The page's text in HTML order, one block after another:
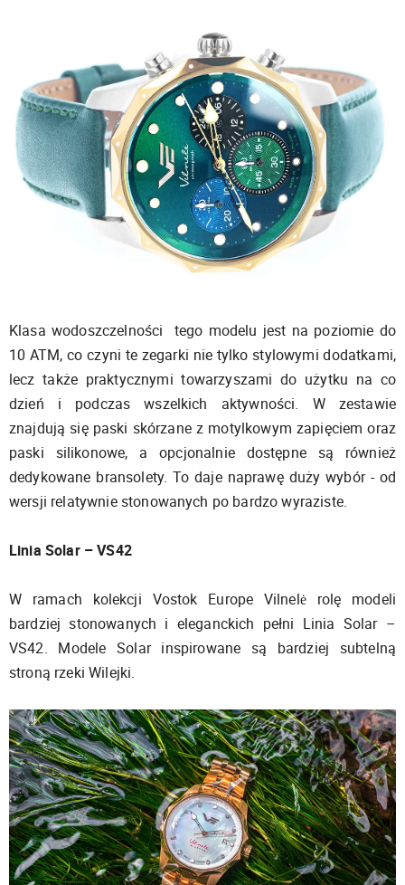
Klasa wodoszczelności tego modelu jest na poziomie do
10 ATM, co czyni te zegarki nie tylko stylowymi dodatkami,
lecz także praktycznymi towarzyszami do użytku na co
dzień i podczas wszelkich aktywności. W zestawie
znajdują się paski skórzane z motylkowym zapięciem oraz
paski silikonowe, a opcjonalnie dostępne są również
dedykowane bransolety. To daje naprawę duży wybór - od
wersji relatywnie stonowanych po bardzo wyraziste.
Linia Solar – VS42
W ramach kolekcji Vostok Europe Vilnelė rolę modeli
bardziej stonowanych i eleganckich pełni Linia Solar –
VS42. Modele Solar inspirowane są bardziej subtelną
stroną rzeki Wilejki.